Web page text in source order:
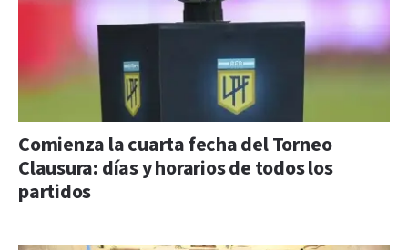
Comienza la cuarta fecha del Torneo
Clausura: días y horarios de todos los
partidos